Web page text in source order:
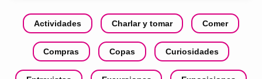
Actividades Charlar y tomar Comer
Compras Copas Curiosidades